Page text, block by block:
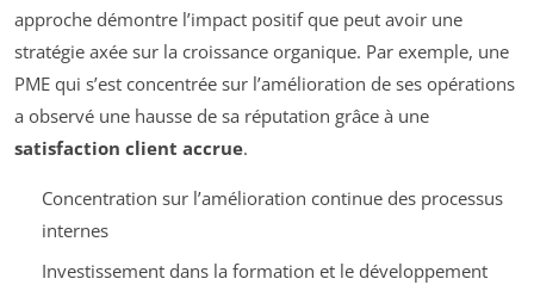
approche démontre l’impact positif que peut avoir une
stratégie axée sur la croissance organique. Par exemple, une
PME qui s’est concentrée sur l’amélioration de ses opérations
a observé une hausse de sa réputation grâce à une
satisfaction client accrue.
Concentration sur l’amélioration continue des processus
internes
Investissement dans la formation et le développement